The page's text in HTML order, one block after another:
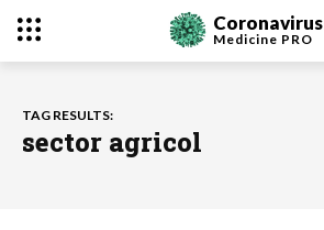
Coronavirus
Medicine PRO
TAG RESULTS:
sector agricol